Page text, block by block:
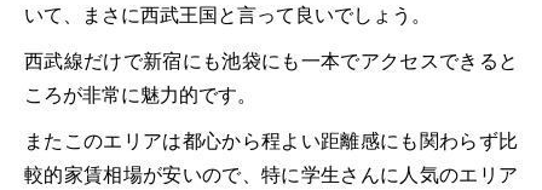
いて、まさに西武王国と言って良いでしょう。
西武線だけで新宿にも池袋にも一本でアクセスできると
ころが非常に魅力的です。
またこのエリアは都心から程よい距離感にも関わらず比
較的家賃相場が安いので、特に学生さんに人気のエリア